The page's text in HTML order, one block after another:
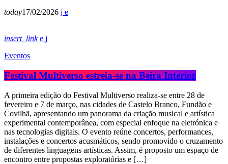
today17/02/2026
insert_link
Eventos
Festival Multiverso estreia-se na Beira Interior
A primeira edição do Festival Multiverso realiza-se entre 28 de
fevereiro e 7 de março, nas cidades de Castelo Branco, Fundão e
Covilhã, apresentando um panorama da criação musical e artística
experimental contemporânea, com especial enfoque na eletrónica e
nas tecnologias digitais. O evento reúne concertos, performances,
instalações e concertos acusmáticos, sendo promovido o cruzamento
de diferentes linguagens artísticas. Assim, é proposto um espaço de
encontro entre propostas exploratórias e […]